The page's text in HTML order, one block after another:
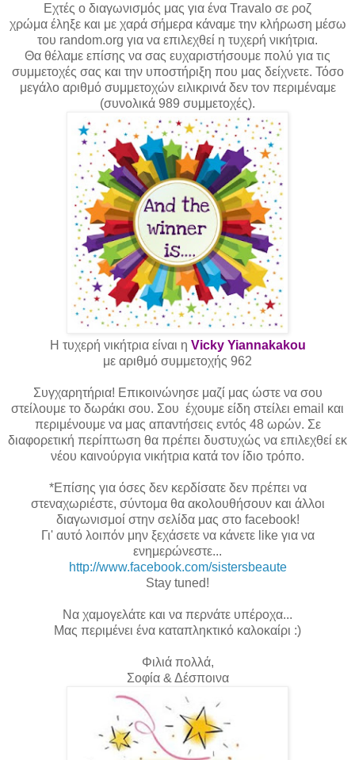
Εχτές ο διαγωνισμός μας για ένα Travalo σε ροζ
χρώμα έληξε και με χαρά σήμερα κάναμε την κλήρωση μέσω
του random.org για να επιλεχθεί η τυχερή νικήτρια.
Θα θέλαμε επίσης να σας ευχαριστήσουμε πολύ για τις
συμμετοχές σας και την υποστήριξη που μας δείχνετε. Τόσο
μεγάλο αριθμό συμμετοχών ειλικρινά δεν τον περιμέναμε
(συνολικά 989 συμμετοχές).
Η τυχερή νικήτρια είναι η Vicky Yiannakakou
με αριθμό συμμετοχής 962
Συγχαρητήρια! Επικοινώνησε μαζί μας ώστε να σου
στείλουμε το δωράκι σου. Σου έχουμε είδη στείλει email και
περιμένουμε να μας απαντήσεις εντός 48 ωρών. Σε
διαφορετική περίπτωση θα πρέπει δυστυχώς να επιλεχθεί εκ
νέου καινούργια νικήτρια κατά τον ίδιο τρόπο.
*Επίσης για όσες δεν κερδίσατε δεν πρέπει να
στεναχωριέστε, σύντομα θα ακολουθήσουν και άλλοι
διαγωνισμοί στην σελίδα μας στο facebook!
Γι' αυτό λοιπόν μην ξεχάσετε να κάνετε like για να
ενημερώνεστε...
http://www.facebook.com/sistersbeaute
Stay tuned!
Να χαμογελάτε και να περνάτε υπέροχα...
Μας περιμένει ένα καταπληκτικό καλοκαίρι :)
Φιλιά πολλά,
Σοφία & Δέσποινα